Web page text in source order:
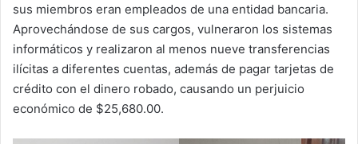
sus miembros eran empleados de una entidad bancaria.
Aprovechándose de sus cargos, vulneraron los sistemas
informáticos y realizaron al menos nueve transferencias
ilícitas a diferentes cuentas, además de pagar tarjetas de
crédito con el dinero robado, causando un perjuicio
económico de $25,680.00.